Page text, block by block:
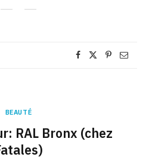
BEAUTÉ
RAL Bronx (chez